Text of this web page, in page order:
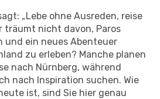
„Lebe ohne Ausreden, reise
träumt nicht davon, Paros
und ein neues Abenteuer
zu erleben? Manche planen
nach Nürnberg, während
nach Inspiration suchen. Wie
ist, sind Sie hier genau